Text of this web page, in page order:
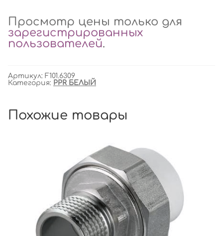
Просмотр цены только для
зарегистрированных
пользователей.
Артикул: F101.6309
Категория: PPR БЕЛЫЙ
Похожие товары